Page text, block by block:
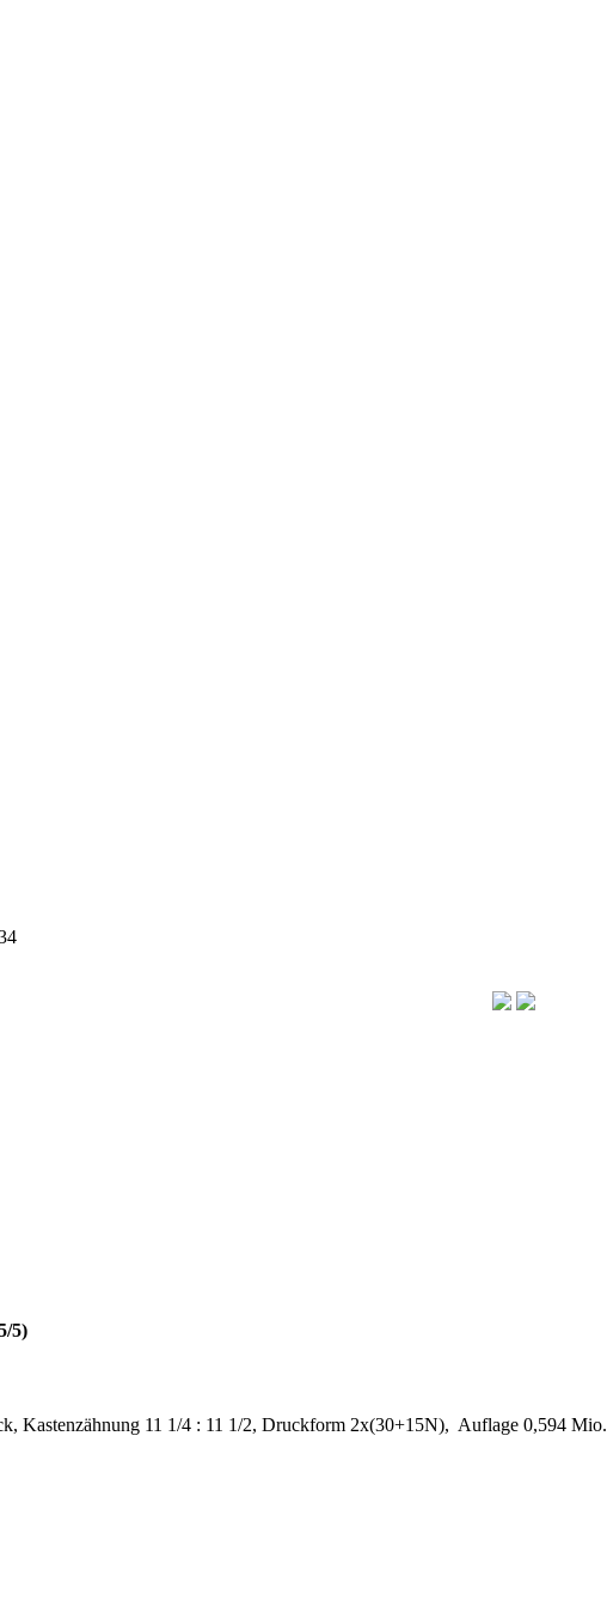
5)
Kastenzähnung 11 1/4 : 11 1/2, Druckform 2x(30+15N), Auflage 0,594 Mio.